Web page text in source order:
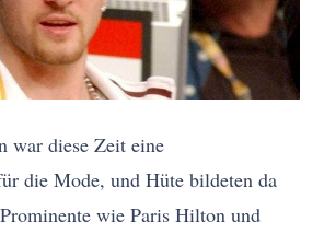
war diese Zeit eine
die Mode, und Hüte bildeten da
wie Paris Hilton und